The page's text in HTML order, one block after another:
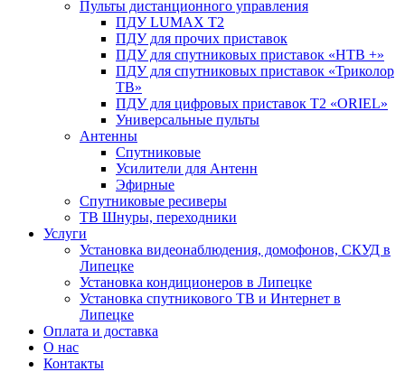
Пульты дистанционного управления
ПДУ LUMAX Т2
ПДУ для прочих приставок
ПДУ для спутниковых приставок «НТВ +»
ПДУ для спутниковых приставок «Триколор
ТВ»
ПДУ для цифровых приставок Т2 «ORIEL»
Универсальные пульты
Антенны
Спутниковые
Усилители для Антенн
Эфирные
Спутниковые ресиверы
ТВ Шнуры, переходники
Услуги
Установка видеонаблюдения, домофонов, СКУД в
Липецке
Установка кондиционеров в Липецке
Установка спутникового ТВ и Интернет в
Липецке
Оплата и доставка
О нас
Контакты